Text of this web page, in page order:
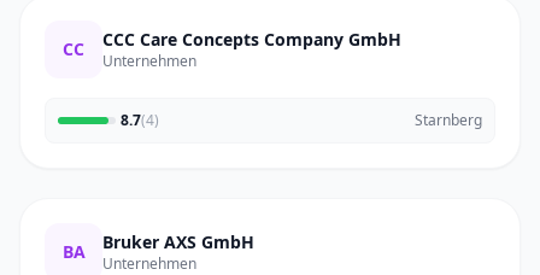
CC CCC Care Concepts Company GmbH
Unternehmen
8.7(4) Starnberg
BA Bruker AXS GmbH
Unternehmen